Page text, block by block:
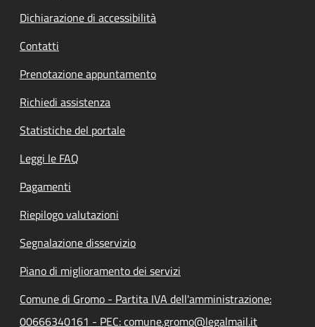
Dichiarazione di accessibilità
Contatti
Prenotazione appuntamento
Richiedi assistenza
Statistiche del portale
Leggi le FAQ
Pagamenti
Riepilogo valutazioni
Segnalazione disservizio
Piano di miglioramento dei servizi
Comune di Gromo - Partita IVA dell'amministrazione:
00666340161 - PEC: comune.gromo@legalmail.it